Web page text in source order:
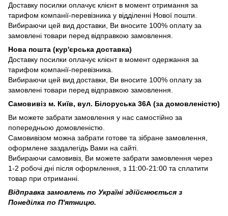
Доставку посилки оплачує клієнт в момент отримання за
тарифом компанії-перевізника у відділенні Нової пошти.
Вибираючи цей вид доставки, Ви вносите 100% оплату за
замовлені товари перед відправкою замовлення.
Нова пошта (кур'єрська доставка)
Доставку посилки оплачує клієнт в момент одержання за
тарифом компанії-перевізника.
Вибираючи цей вид доставки, Ви вносите 100% оплату за
замовлені товари перед відправкою замовлення.
Самовивіз м. Київ, вул. Білоруська 36А (за домовленістю)
Ви можете забрати замовлення у нас самостійно за
попередньою домовленістю.
Самовивізом можна забрати готове та зібране замовлення,
оформлене заздалегідь Вами на сайті.
Вибираючи самовивіз, Ви можете забрати замовлення через
1-2 робочі дні після оформлення, з 11:00-21:00 та сплатити
товар при отриманні.
Відправка замовлень по Україні здійснюється з
Понеділка по П'ятницю.